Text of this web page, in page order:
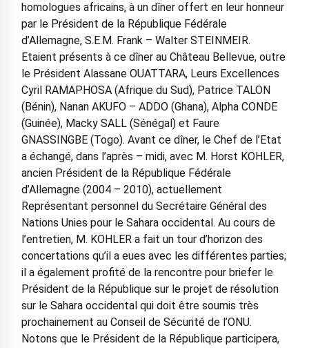
homologues africains, à un dîner offert en leur honneur
par le Président de la République Fédérale
d’Allemagne, S.E.M. Frank – Walter STEINMEIR.
Etaient présents à ce dîner au Château Bellevue, outre
le Président Alassane OUATTARA, Leurs Excellences
Cyril RAMAPHOSA (Afrique du Sud), Patrice TALON
(Bénin), Nanan AKUFO – ADDO (Ghana), Alpha CONDE
(Guinée), Macky SALL (Sénégal) et Faure
GNASSINGBE (Togo). Avant ce dîner, le Chef de l’Etat
a échangé, dans l’après – midi, avec M. Horst KOHLER,
ancien Président de la République Fédérale
d’Allemagne (2004 – 2010), actuellement
Représentant personnel du Secrétaire Général des
Nations Unies pour le Sahara occidental. Au cours de
l’entretien, M. KOHLER a fait un tour d’horizon des
concertations qu’il a eues avec les différentes parties;
il a également profité de la rencontre pour briefer le
Président de la République sur le projet de résolution
sur le Sahara occidental qui doit être soumis très
prochainement au Conseil de Sécurité de l’ONU.
Notons que le Président de la République participera,